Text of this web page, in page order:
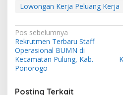
Lowongan Kerja Peluang Kerja
N
a
v
i
g
Pos sebelumnya
Rekrutmen Terbaru Staff
Operasional BUMN di
Kecamatan Pulung, Kab.
Ponorogo
Posting Terkait